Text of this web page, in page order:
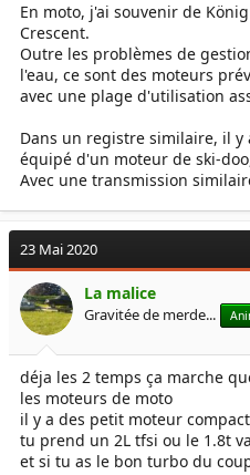
En moto, j'ai souvenir de
Crescent.
Outre les problèmes de
l'eau, ce sont des moteurs
avec une plage d'utilisation
Dans un registre similaire, il
équipé d'un moteur de ski-
Avec une transmission
23 Mai 2020
La malice
Gravitée de merde...
déja les 2 temps ça marche
les moteurs de moto
il y a des petit moteur
tu prend un 2L tfsi ou le 1.8t
et si tu as le bon turbo du